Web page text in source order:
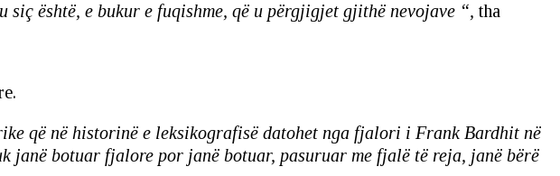
është, e bukur e fuqishme, që u përgjigjet gjithë nevojave “, tha
që në historinë e leksikografisë datohet nga fjalori i Frank Bardhit në
janë botuar fjalore por janë botuar, pasuruar me fjalë të reja, janë bërë